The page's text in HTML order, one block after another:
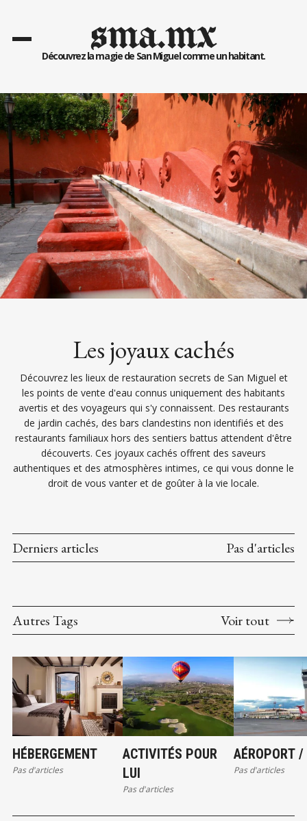
sma.mx
Découvrez la magie de San Miguel comme un habitant.
Les joyaux cachés
Découvrez les lieux de restauration secrets de San Miguel et
les points de vente d'eau connus uniquement des habitants
avertis et des voyageurs qui s'y connaissent. Des restaurants
de jardin cachés, des bars clandestins non identifiés et des
restaurants familiaux hors des sentiers battus attendent d'être
découverts. Ces joyaux cachés offrent des saveurs
authentiques et des atmosphères intimes, ce qui vous donne le
droit de vous vanter et de goûter à la vie locale.
Derniers articles Pas d'articles
Autres Tags Voir tout
HÉBERGEMENT
Pas d'articles
ACTIVITÉS POUR
LUI
Pas d'articles
AÉROPORT
Pas d'articles